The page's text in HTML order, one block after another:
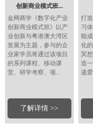
创新商业模式班...
金网商学《数字化产业
创新商业模式班》以产
业创新与粤港澳大湾区
发展为主题，参与的企
业家学员将通过该项目
的系列课程、移动课
堂、研学考察、项...
了解详情 >>
打
习
能
化
冥
造
递爱